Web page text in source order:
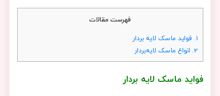
فهرست مقالات
1. فواید ماسک لایه بردار
2. انواع ماسک لایه‌بردار
فواید ماسک لایه بردار